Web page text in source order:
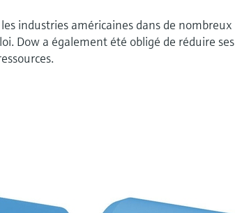
industries américaines dans de nombreux
Dow a également été obligé de réduire ses